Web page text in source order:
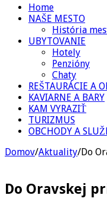
Home
NAŠE MESTO
História
UBYTOVANIE
Hotely
Penzióny
Chaty
REŠTAURÁCIE A
KAVIARNE A BARY
KAM VYRAZIŤ
TURIZMUS
OBCHODY A
Domov/Aktuality/Do
Do Oravskej